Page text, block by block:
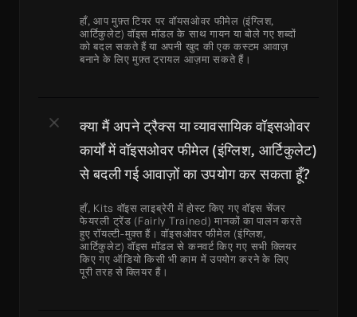
हाँ, आप मुफ़्त टियर पर वॉयसओवर फीमेल (इंग्लिश,
आर्टिकुलेट) वॉइस मॉडल के साथ गायन या बोले गए शब्दों
को बदल सकते हैं या अपनी खुद की एक कस्टम आवाज़
बनाने के लिए मुफ़्त ट्रायल आज़मा सकते हैं।
क्या मैं अपने ट्रैक्स या व्यावसायिक वॉइसओवर
कार्यों में वॉइसओवर फीमेल (इंग्लिश, आर्टिकुलेट)
से बदली गई आवाज़ों का उपयोग कर सकता हूँ?
हाँ, Kits वॉइस लाइब्रेरी में होस्ट किए गए वॉइस चेंजर
फेयरली ट्रेंड (Fairly Trained) मानकों का पालन करते
हुए रॉयल्टी-मुक्त हैं। वॉइसओवर फीमेल (इंग्लिश,
आर्टिकुलेट) वॉइस मॉडल से कनवर्ट किए गए सभी क्लियर
किए गए ऑडियो किसी भी काम में उपयोग करने के लिए
पूरी तरह से क्लियर हैं।